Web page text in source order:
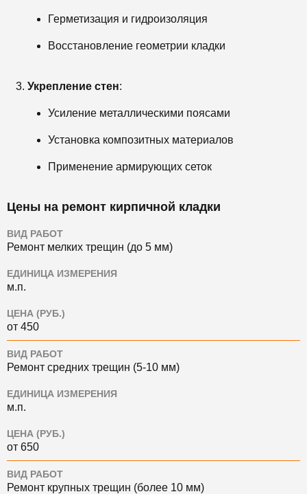
Герметизация и гидроизоляция
Восстановление геометрии кладки
Укрепление стен:
Усиление металлическими поясами
Установка композитных материалов
Применение армирующих сеток
Цены на ремонт кирпичной кладки
ВИД РАБОТ
Ремонт мелких трещин (до 5 мм)
ЕДИНИЦА ИЗМЕРЕНИЯ
м.п.
ЦЕНА (РУБ.)
от 450
ВИД РАБОТ
Ремонт средних трещин (5-10 мм)
ЕДИНИЦА ИЗМЕРЕНИЯ
м.п.
ЦЕНА (РУБ.)
от 650
ВИД РАБОТ
Ремонт крупных трещин (более 10 мм)